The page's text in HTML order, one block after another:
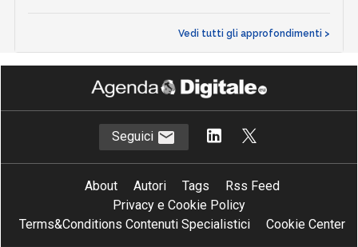
Vedi tutti gli approfondimenti >
Seguici
About Autori Tags
Rss Feed
Privacy e Cookie Policy
Terms&Conditions Contenuti Specialistici
Cookie Center